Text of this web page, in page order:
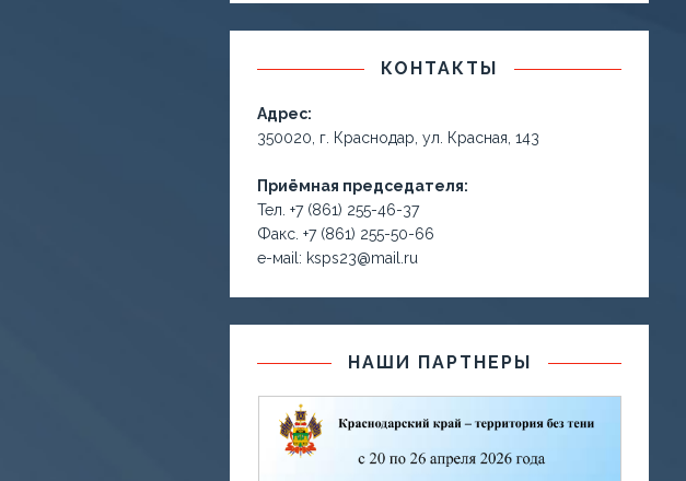
КОНТАКТЫ
Адрес:
350020, г. Краснодар, ул. Красная, 143
Приёмная председателя:
Тел. +7 (861) 255-46-37
Факс. +7 (861) 255-50-66
е-маil: ksps23@mail.ru
НАШИ ПАРТНЕРЫ